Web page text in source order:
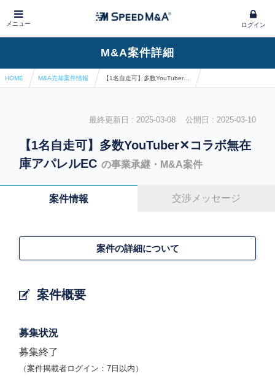
メニュー ログイン
M&A案件詳細
HOME M&A売却案件情報 【1名自走可】多数YouTuber✕コラボ無在庫アパレルEC
最終更新日 : 2025-03-08 公開日 : 2025-03-10
【1名自走可】多数YouTuber✕コラボ無在
庫アパレルEC の事業承継・M&A案件
案件情報 交渉メッセージ
案件概要
案件の詳細について
募集状況
募集終了
（案件掲載者ログイン：7日以内）